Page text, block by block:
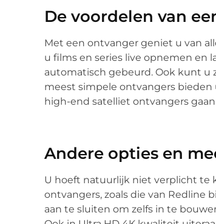
De voordelen van
Met een ontvanger geniet u van
u films en series live opnemen en
automatisch gebeurd. Ook kunt u
meest simpele ontvangers
high-end satelliet ontvangers
Andere opties en
U hoeft natuurlijk niet verplicht te
ontvangers, zoals die van Redline
aan te sluiten om zelfs in te